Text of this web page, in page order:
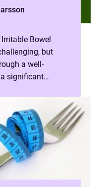
Bowel
but
a well-
significant